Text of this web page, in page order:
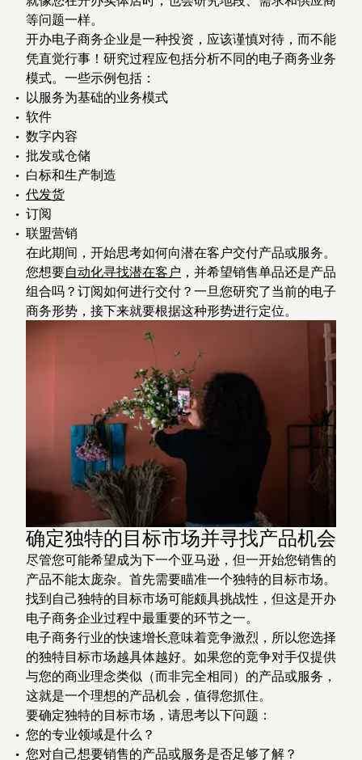
等问题一样。
开办电子商务企业是一种投资，应该谨慎对待，而不能
凭直觉行事！研究过程应包括分析不同的电子商务业务
模式。一些示例包括：
以服务为基础的业务模式
软件
数字内容
批发或仓储
白标和生产制造
代发货
订阅
联盟营销
在此期间，开始思考如何向潜在客户交付产品或服务。
您想要自动化寻找潜在客户 ，并希望销售单品还是产品
组合吗？订阅如何进行交付？一旦您研究了当前的电子
商务形势，接下来就要根据这种形势进行定位。
确定独特的目标市场并寻找产品机会
尽管您可能希望成为下一个亚马逊，但一开始您销售的
产品不能太庞杂。首先需要瞄准一个独特的目标市场。
找到自己独特的目标市场可能颇具挑战性，但这是开办
电子商务企业过程中最重要的环节之一。
电子商务行业的快速增长意味着竞争激烈，所以您选择
的独特目标市场越具体越好。如果您的竞争对手仅提供
与您的商业理念类似（而非完全相同）的产品或服务，
这就是一个理想的产品机会，值得您抓住。
要确定独特的目标市场，请思考以下问题：
您的专业领域是什么？
您对自己想要销售的产品或服务是否足够了解？